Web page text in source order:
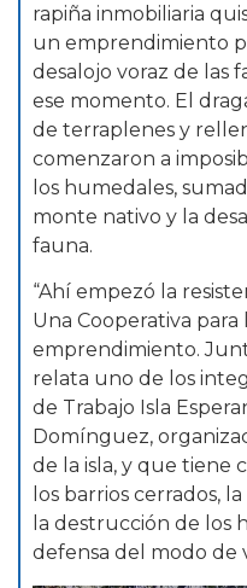
rapiña inmobiliaria
un emprendimiento
desalojo voraz de las
ese momento. El
de terraplenes y
comenzaron a
los humedales,
monte nativo y la
fauna.
“Ahí empezó la
Una Cooperativa
emprendimiento.
relata uno de los
de Trabajo Isla
Domínguez,
de la isla, y que tiene
los barrios cerrados,
la destrucción de los
defensa del modo de